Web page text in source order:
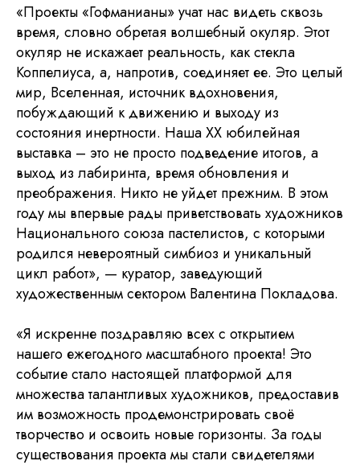
«Проекты «Гофманианы» учат нас видеть сквозь
время, словно обретая волшебный окуляр. Этот
окуляр не искажает реальность, как стекла
Коппелиуса, а, напротив, соединяет ее. Это целый
мир, Вселенная, источник вдохновения,
побуждающий к движению и выходу из
состояния инертности. Наша XX юбилейная
выставка – это не просто подведение итогов, а
выход из лабиринта, время обновления и
преображения. Никто не уйдет прежним. В этом
году мы впервые рады приветствовать художников
Национального союза пастелистов, с которыми
родился невероятный симбиоз и уникальный
цикл работ», — куратор, заведующий
художественным сектором Валентина Покладова.
«Я искренне поздравляю всех с открытием
нашего ежегодного масштабного проекта! Это
событие стало настоящей платформой для
множества талантливых художников, предоставив
им возможность продемонстрировать своё
творчество и освоить новые горизонты. За годы
существования проекта мы стали свидетелями